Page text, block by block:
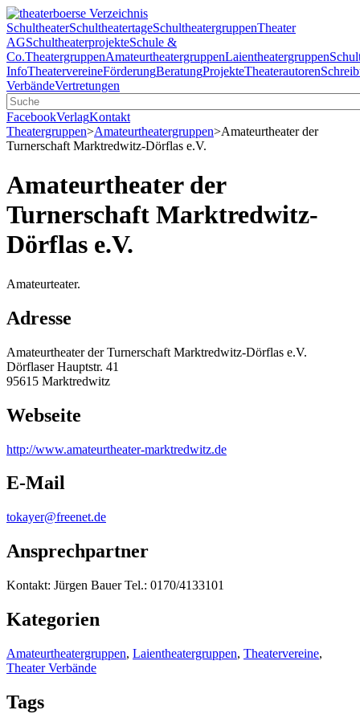
SchultheaterSchultheatertageSchultheatergruppenTheater
AGSchultheaterprojekteSchule &
Co.TheatergruppenAmateurtheatergruppenLaientheatergruppen
InfoTheatervereineFörderungBeratungProjekteTheaterautoren
VerbändeVertretungen
FacebookVerlagKontakt
Theatergruppen>Amateurtheatergruppen>Amateurtheater der
Turnerschaft Marktredwitz-Dörflas e.V.
Amateurtheater der
Turnerschaft Marktredwitz-
Dörflas e.V.
Amateurteater.
Adresse
Amateurtheater der Turnerschaft Marktredwitz-Dörflas e.V.
Dörflaser Hauptstr. 41
95615 Marktredwitz
Webseite
http://www.amateurtheater-marktredwitz.de
E-Mail
tokayer@freenet.de
Ansprechpartner
Kontakt: Jürgen Bauer Tel.: 0170/4133101
Kategorien
Amateurtheatergruppen, Laientheatergruppen, Theatervereine,
Theater Verbände
Tags